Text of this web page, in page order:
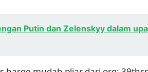
Putin dan Zelenskyy dalam